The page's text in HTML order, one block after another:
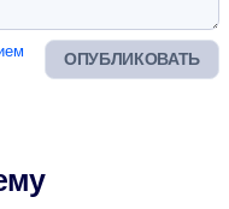
ОПУБЛИКОВАТЬ